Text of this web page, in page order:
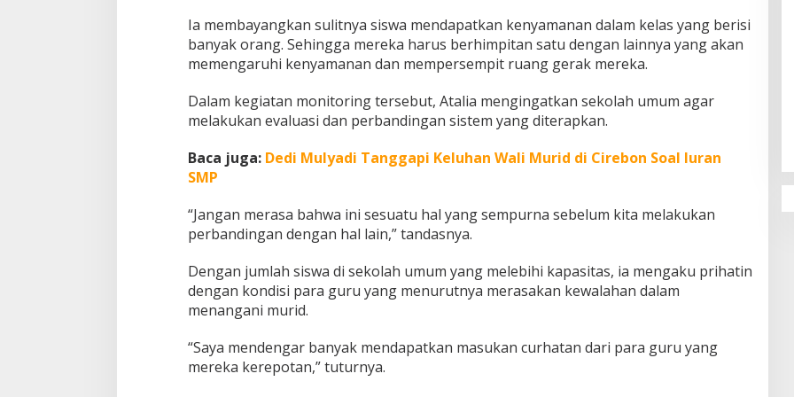
i
a
w
Ia membayangkan sulitnya siswa mendapatkan kenyamanan dalam kelas yang berisi
banyak orang. Sehingga mereka harus berhimpitan satu dengan lainnya yang akan
memengaruhi kenyamanan dan mempersempit ruang gerak mereka.
Dalam kegiatan monitoring tersebut, Atalia mengingatkan sekolah umum agar
melakukan evaluasi dan perbandingan sistem yang diterapkan.
Baca juga: Dedi Mulyadi Tanggapi Keluhan Wali Murid di Cirebon Soal Iuran
SMP
“Jangan merasa bahwa ini sesuatu hal yang sempurna sebelum kita melakukan
perbandingan dengan hal lain,” tandasnya.
Dengan jumlah siswa di sekolah umum yang melebihi kapasitas, ia mengaku prihatin
dengan kondisi para guru yang menurutnya merasakan kewalahan dalam
menangani murid.
“Saya mendengar banyak mendapatkan masukan curhatan dari para guru yang
mereka kerepotan,” tuturnya.
Penguatan Pendidikan Agama dan
Karakter Sekolah Nur Al Rahman
Bikin Sekolah di Malaysia Tertarik
Mempelajarinya